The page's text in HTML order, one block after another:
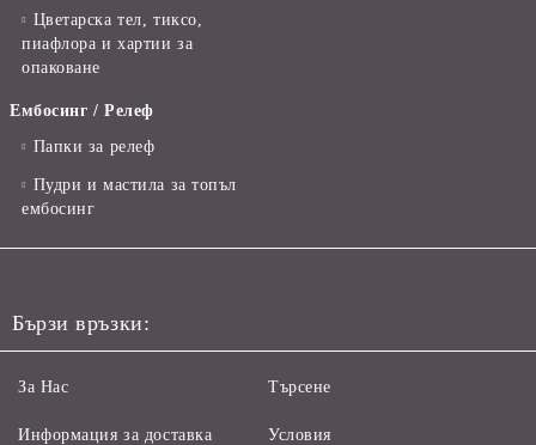
Цветарска тел, тиксо,
пиафлора и хартии за
опаковане
Ембосинг / Релеф
Папки за релеф
Пудри и мастила за топъл
ембосинг
Бързи връзки:
За Нас
Информация за доставка
Търсене
Условия